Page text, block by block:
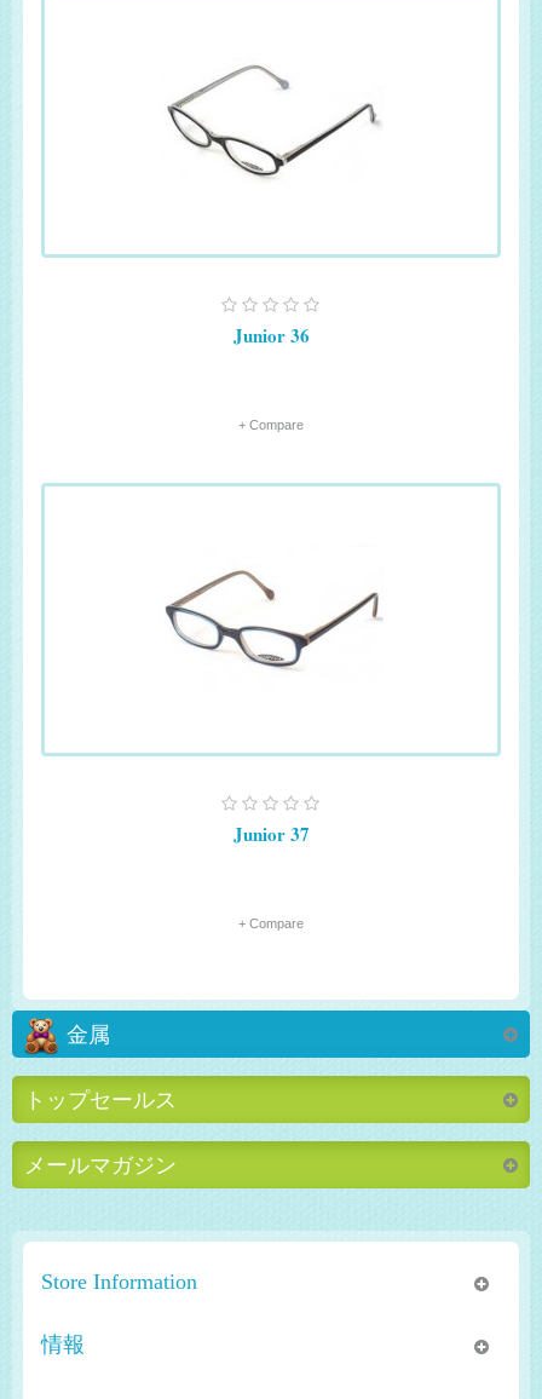
Junior 36
+ Compare
Junior 37
+ Compare
金属
トップセールス
メールマガジン
Store Information
情報